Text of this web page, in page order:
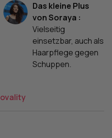
Das kleine Plus
von Soraya :
Vielseitig
einsetzbar, auch als
Haarpflege gegen
Schuppen.